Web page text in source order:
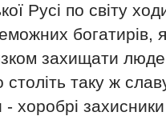
Русі по світу
богатирів,
захищати
століть таку ж
- хоробрі